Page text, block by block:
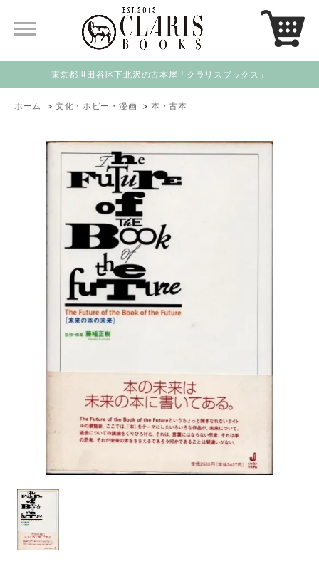
東京都世田谷区下北沢の古本屋「クラリスブックス」
ホーム > 文化・ホビー・漫画 >本・古本